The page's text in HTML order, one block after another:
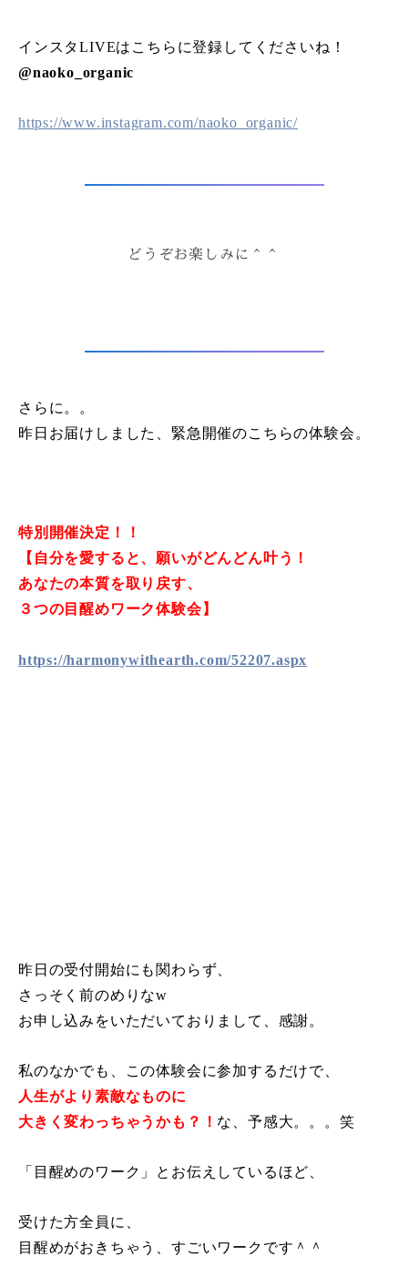
インスタLIVEはこちらに登録してくださいね！
@naoko_organic
https://www.instagram.com/naoko_organic/
どうぞお楽しみに＾＾
さらに。。
昨日お届けしました、緊急開催のこちらの体験会。
特別開催決定！！
【自分を愛すると、願いがどんどん叶う！
あなたの本質を取り戻す、
３つの目醒めワーク体験会】
https://harmonywithearth.com/52207.aspx
昨日の受付開始にも関わらず、
さっそく前のめりなw
お申し込みをいただいておりまして、感謝。
私のなかでも、この体験会に参加するだけで、
人生がより素敵なものに
大きく変わっちゃうかも？！ な、予感大。。。笑
「目醒めのワーク」とお伝えしているほど、
受けた方全員に、
目醒めがおきちゃう、すごいワークです＾＾